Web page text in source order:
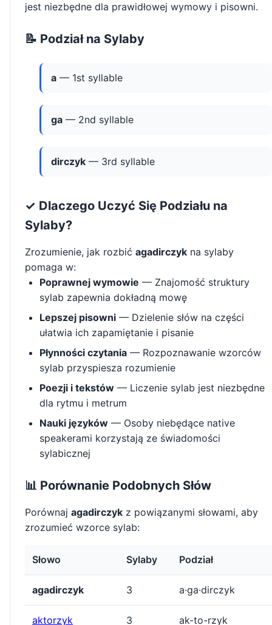
jest niezbędne dla prawidłowej wymowy i pisowni.
📝 Podział na Sylaby
a — 1st syllable
ga — 2nd syllable
dirczyk — 3rd syllable
✓ Dlaczego Uczyć Się Podziału na
Sylaby?
Zrozumienie, jak rozbić agadirczyk na sylaby
pomaga w:
Poprawnej wymowie — Znajomość struktury
sylab zapewnia dokładną mowę
Lepszej pisowni — Dzielenie słów na części
ułatwia ich zapamiętanie i pisanie
Płynności czytania — Rozpoznawanie wzorców
sylab przyspiesza rozumienie
Poezji i tekstów — Liczenie sylab jest niezbędne
dla rytmu i metrum
Nauki języków — Osoby niebędące native
speakerami korzystają ze świadomości
sylabicznej
📊 Porównanie Podobnych Słów
Porównaj agadirczyk z powiązanymi słowami, aby
zrozumieć wzorce sylab:
Słowo Sylaby Podział
agadirczyk 3 a·ga·dirczyk
aktorzyk 3 ak-to-rzyk